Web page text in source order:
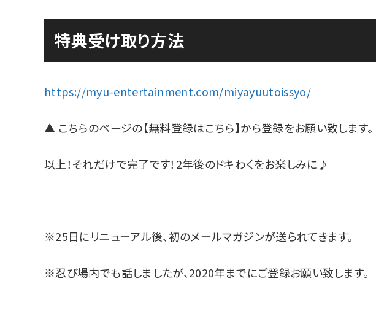
特典受け取り方法
https://myu-entertainment.com/miyayuutoissyo/
▲ こちらのページの【無料登録はこちら】から登録をお願い致します。
以上！それだけで完了です！2年後のドキわくをお楽しみに♪
※25日にリニューアル後、初のメールマガジンが送られてきます。
※忍び場内でも話しましたが、2020年までにご登録お願い致します。